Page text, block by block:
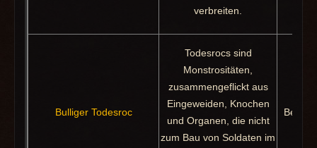
verbreiten.
Bulliger Todesroc
Todesrocs sind
Monstrositäten,
zusammengeflickt aus
Eingeweiden, Knochen
und Organen, die nicht
zum Bau von Soldaten im
Beute: